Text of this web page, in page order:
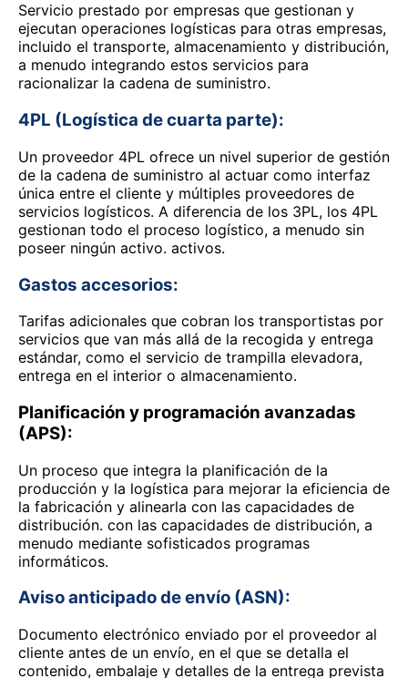
Servicio prestado por empresas que gestionan y
ejecutan operaciones logísticas para otras empresas,
incluido el transporte, almacenamiento y distribución,
a menudo integrando estos servicios para
racionalizar la cadena de suministro.
4PL (Logística de cuarta parte):
Un proveedor 4PL ofrece un nivel superior de gestión
de la cadena de suministro al actuar como interfaz
única entre el cliente y múltiples proveedores de
servicios logísticos. A diferencia de los 3PL, los 4PL
gestionan todo el proceso logístico, a menudo sin
poseer ningún activo. activos.
Gastos accesorios:
Tarifas adicionales que cobran los transportistas por
servicios que van más allá de la recogida y entrega
estándar, como el servicio de trampilla elevadora,
entrega en el interior o almacenamiento.
Planificación y programación avanzadas
(APS):
Un proceso que integra la planificación de la
producción y la logística para mejorar la eficiencia de
la fabricación y alinearla con las capacidades de
distribución. con las capacidades de distribución, a
menudo mediante sofisticados programas
informáticos.
Aviso anticipado de envío (ASN):
Documento electrónico enviado por el proveedor al
cliente antes de un envío, en el que se detalla el
contenido, embalaje y detalles de la entrega prevista